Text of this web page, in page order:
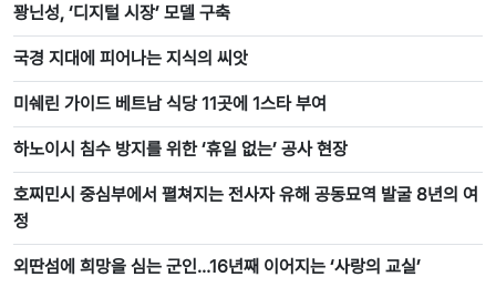
꽝닌성, ‘디지털 시장’ 모델 구축
국경 지대에 피어나는 지식의 씨앗
미쉐린 가이드 베트남 식당 11곳에 1스타 부여
하노이시 침수 방지를 위한 ‘휴일 없는’ 공사 현장
호찌민시 중심부에서 펼쳐지는 전사자 유해 공동묘역 발굴 8년의 여
정
외딴섬에 희망을 심는 군인…16년째 이어지는 ‘사랑의 교실’